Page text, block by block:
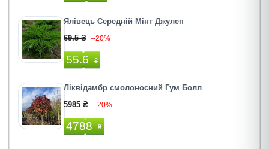
Ялівець Середній Мінт Джулеп
69.5 ₴ –20%
55.6 ₴
Ліквідамбр смолоносний Гум Болл
5985 ₴ –20%
4788 ₴